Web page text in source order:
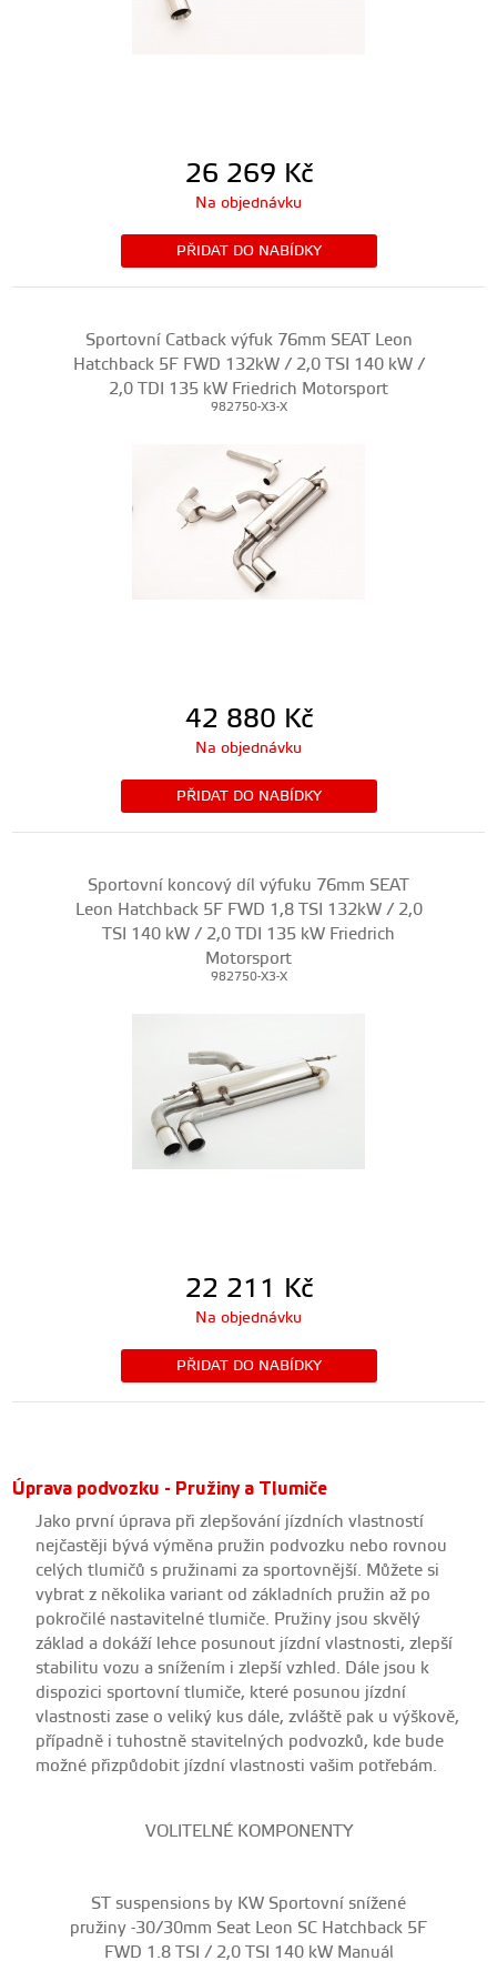
26 269 Kč
Na objednávku
PŘIDAT DO NABÍDKY
Sportovní Catback výfuk 76mm SEAT Leon
Hatchback 5F FWD 132kW / 2,0 TSI 140 kW /
2,0 TDI 135 kW Friedrich Motorsport
982750-X3-X
42 880 Kč
Na objednávku
PŘIDAT DO NABÍDKY
Sportovní koncový díl výfuku 76mm SEAT
Leon Hatchback 5F FWD 1,8 TSI 132kW / 2,0
TSI 140 kW / 2,0 TDI 135 kW Friedrich
Motorsport
982750-X3-X
22 211 Kč
Na objednávku
PŘIDAT DO NABÍDKY
Úprava podvozku - Pružiny a Tlumiče
Jako první úprava při zlepšování jízdních vlastností
nejčastěji bývá výměna pružin podvozku nebo rovnou
celých tlumičů s pružinami za sportovnější. Můžete si
vybrat z několika variant od základních pružin až po
pokročilé nastavitelné tlumiče. Pružiny jsou skvělý
základ a dokáží lehce posunout jízdní vlastnosti, zlepší
stabilitu vozu a snížením i zlepší vzhled. Dále jsou k
dispozici sportovní tlumiče, které posunou jízdní
vlastnosti zase o veliký kus dále, zvláště pak u výškově,
případně i tuhostně stavitelných podvozků, kde bude
možné přizpůdobit jízdní vlastnosti vašim potřebám.
VOLITELNÉ KOMPONENTY
ST suspensions by KW Sportovní snížené
pružiny -30/30mm Seat Leon SC Hatchback 5F
FWD 1.8 TSI / 2,0 TSI 140 kW Manuál